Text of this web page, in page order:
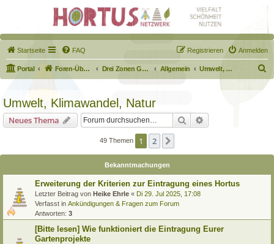
Startseite FAQ Anmelden
Registrieren
Portal Foren-Übersicht Drei Zonen Garten Allgemein Umwelt, Klimawandel, Natur
u
Umwelt, Klimawandel, Natur
Neues Thema Suche
49 Themen 1 2
Bekanntmachungen
Erweiterung der Kriterien zur Eintragung eines Hortus
Letzter Beitrag von Heike Ehrle « Di 29. Jul 2025, 17:08
Verfasst in Ankündigungen & Fragen zum Forum
Antworten: 3
[Bitte lesen] Wie funktioniert die Eintragung Eurer
Gartenprojekte